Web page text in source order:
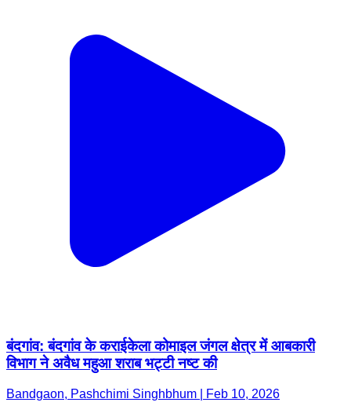
बंदगांव: बंदगांव के कराईकेला कोमाइल जंगल क्षेत्र में आबकारी
विभाग ने अवैध महुआ शराब भट्टी नष्ट की
Bandgaon, Pashchimi Singhbhum | Feb 10, 2026